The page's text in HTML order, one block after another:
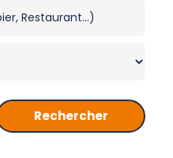
Rechercher